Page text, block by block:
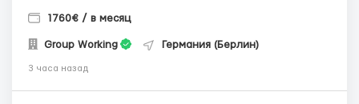
1760€ / в месяц
Group Working Германия (Берлин)
3 часа назад